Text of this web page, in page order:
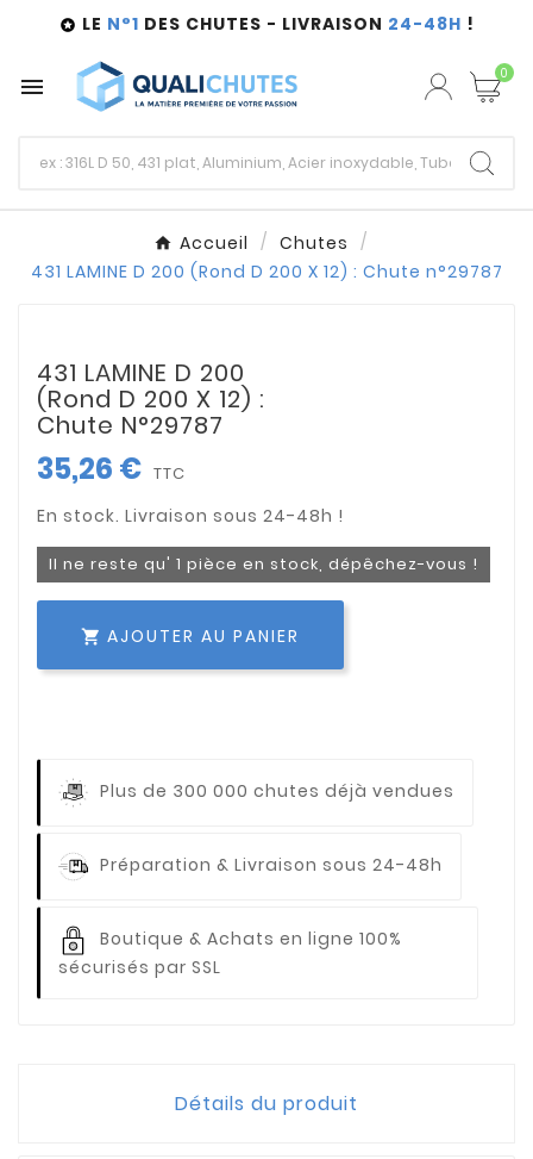
 LE N°1 DES CHUTES - LIVRAISON 24-48H !
 0
Accueil
Chutes
431 LAMINE D 200 (Rond D 200 X 12) : Chute n°29787
431 LAMINE D 200
(Rond D 200 X 12) :
Chute N°29787
35,26 € TTC
Il ne reste qu' 1 pièce en stock, dépêchez-vous !
 AJOUTER AU PANIER
Plus de 300 000 chutes déjà vendues
Préparation & Livraison sous 24-48h
Boutique & Achats en ligne 100%
sécurisés par SSL
Détails du produit